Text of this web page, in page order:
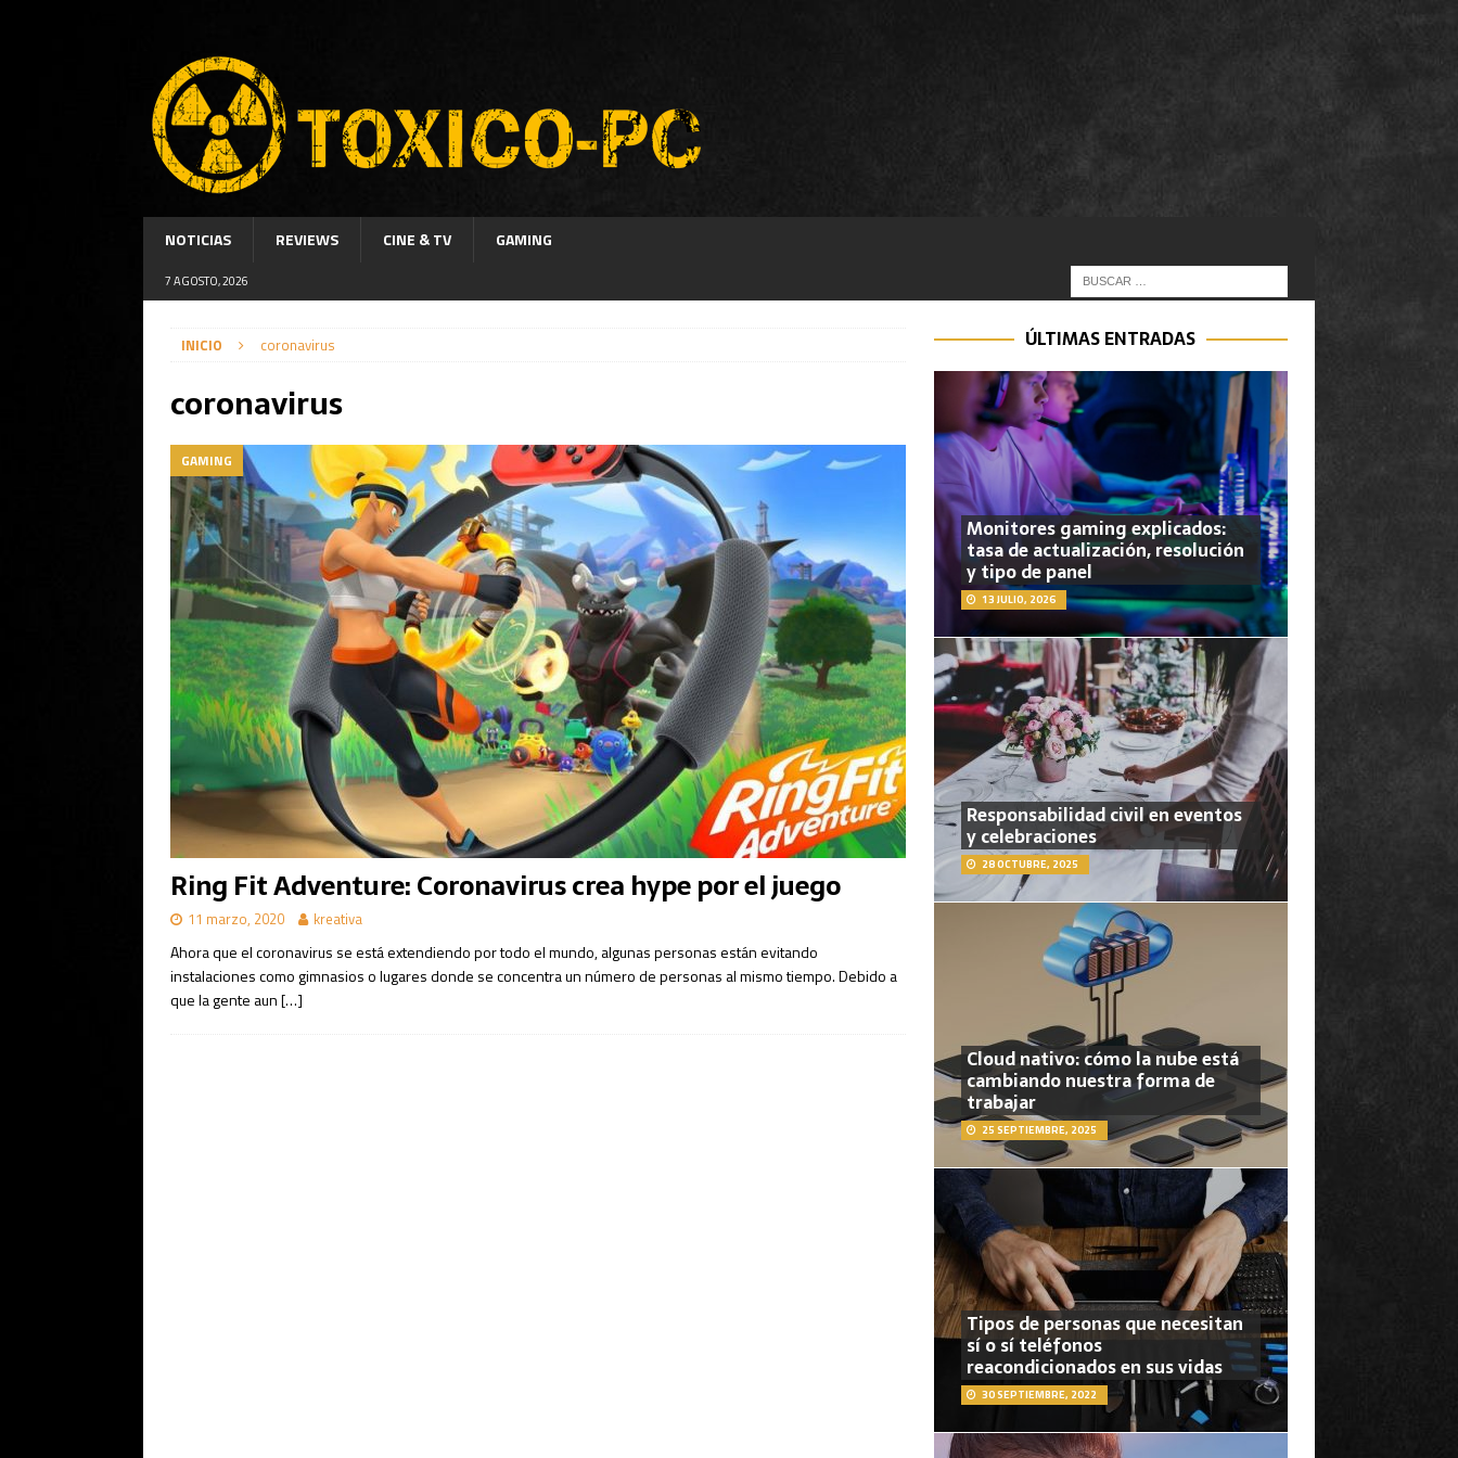
NOTICIAS REVIEWS CINE & TV GAMING
7 AGOSTO, 2026
INICIO coronavirus
coronavirus
GAMING
Ring Fit Adventure: Coronavirus crea hype por el juego
11 marzo, 2020 kreativa
Ahora que el coronavirus se está extendiendo por todo el mundo, algunas personas están evitando
instalaciones como gimnasios o lugares donde se concentra un número de personas al mismo tiempo. Debido a
que la gente aun[…]
ÚLTIMAS ENTRADAS
Monitores gaming explicados:
tasa de actualización, resolución
y tipo de panel
13 JULIO, 2026
Responsabilidad civil en eventos
y celebraciones
28 OCTUBRE, 2025
Cloud nativo: cómo la nube está
cambiando nuestra forma de
trabajar
25 SEPTIEMBRE, 2025
Tipos de personas que necesitan
sí o sí teléfonos
reacondicionados en sus vidas
30 SEPTIEMBRE, 2022